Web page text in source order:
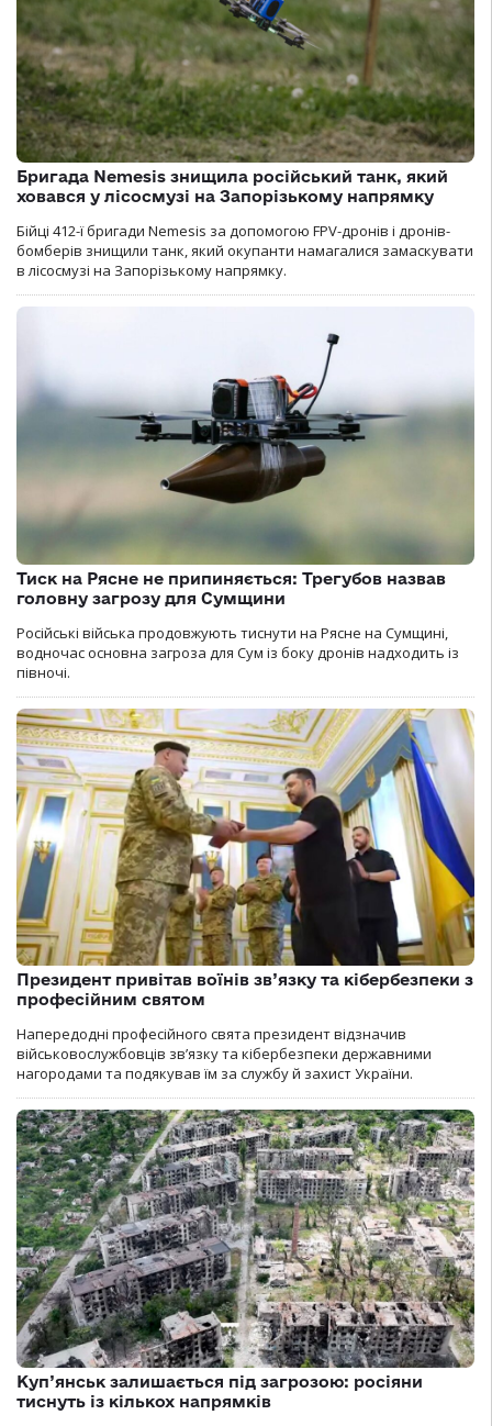
Бригада Nemesis знищила російський танк, який
ховався у лісосмузі на Запорізькому напрямку
Бійці 412-ї бригади Nemesis за допомогою FPV-дронів і дронів-
бомберів знищили танк, який окупанти намагалися замаскувати
в лісосмузі на Запорізькому напрямку.
Тиск на Рясне не припиняється: Трегубов назвав
головну загрозу для Сумщини
Російські війська продовжують тиснути на Рясне на Сумщині,
водночас основна загроза для Сум із боку дронів надходить із
півночі.
Президент привітав воїнів зв’язку та кібербезпеки з
професійним святом
Напередодні професійного свята президент відзначив
військовослужбовців зв’язку та кібербезпеки державними
нагородами та подякував їм за службу й захист України.
Куп’янськ залишається під загрозою: росіяни
тиснуть із кількох напрямків